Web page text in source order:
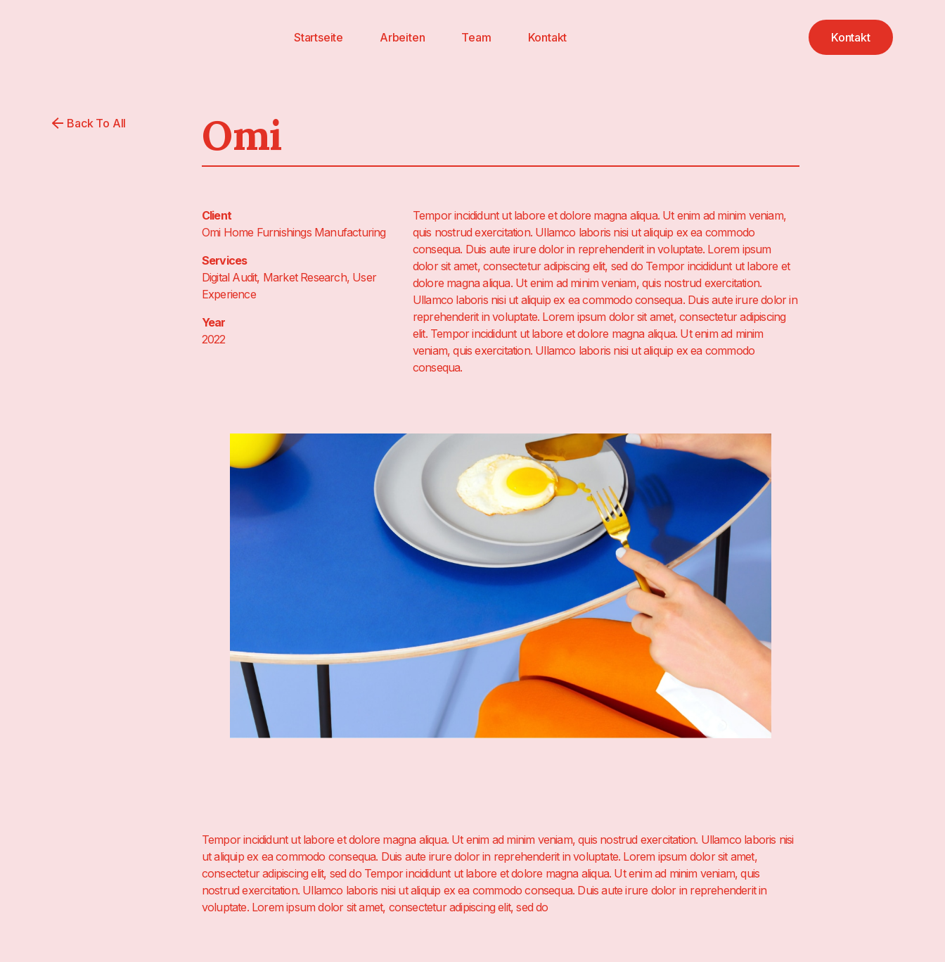
Startseite Arbeiten Team Kontakt Kontakt
Back To All Omi
Client
Omi Home Furnishings Manufacturing
Services
Digital Audit, Market Research, User
Experience
Year
2022
Tempor incididunt ut labore et dolore magna aliqua. Ut enim ad minim veniam,
quis nostrud exercitation. Ullamco laboris nisi ut aliquip ex ea commodo
consequa. Duis aute irure dolor in reprehenderit in voluptate. Lorem ipsum
dolor sit amet, consectetur adipiscing elit, sed do Tempor incididunt ut labore et
dolore magna aliqua. Ut enim ad minim veniam, quis nostrud exercitation.
Ullamco laboris nisi ut aliquip ex ea commodo consequa. Duis aute irure dolor in
reprehenderit in voluptate. Lorem ipsum dolor sit amet, consectetur adipiscing
elit. Tempor incididunt ut labore et dolore magna aliqua. Ut enim ad minim
veniam, quis exercitation. Ullamco laboris nisi ut aliquip ex ea commodo
consequa.
Tempor incididunt ut labore et dolore magna aliqua. Ut enim ad minim veniam, quis nostrud exercitation. Ullamco laboris nisi
ut aliquip ex ea commodo consequa. Duis aute irure dolor in reprehenderit in voluptate. Lorem ipsum dolor sit amet,
consectetur adipiscing elit, sed do Tempor incididunt ut labore et dolore magna aliqua. Ut enim ad minim veniam, quis
nostrud exercitation. Ullamco laboris nisi ut aliquip ex ea commodo consequa. Duis aute irure dolor in reprehenderit in
voluptate. Lorem ipsum dolor sit amet, consectetur adipiscing elit, sed do